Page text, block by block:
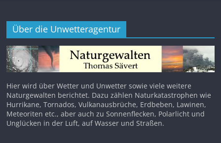
Über die Unwetteragentur
Hier wird über Wetter und Unwetter sowie viele weitere
Naturgewalten berichtet. Dazu zählen Naturkatastrophen wie
Hurrikane, Tornados, Vulkanausbrüche, Erdbeben, Lawinen,
Meteoriten etc., aber auch zu Sonnenflecken, Polarlicht und
Unglücken in der Luft, auf Wasser und Straßen.